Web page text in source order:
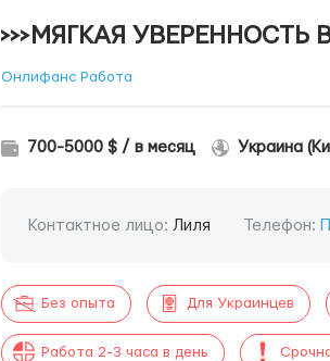
>>>МЯГКАЯ УВЕРЕННОСТЬ
Онлифанс Работа
700-5000 $ / в месяц Украина
Контактное лицо: Лиля Телефон:
Без опыта Для Украинцев
Работа 2-3 часа в день